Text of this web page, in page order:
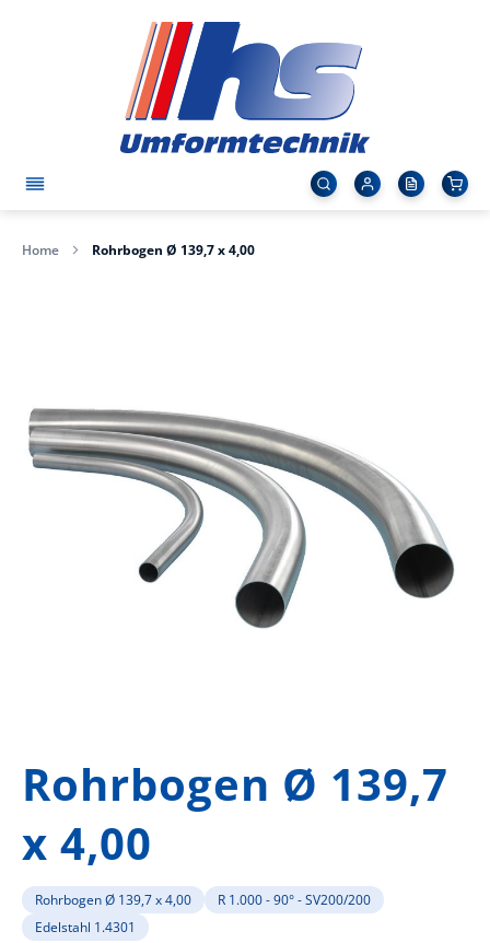
Home Rohrbogen Ø 139,7 x 4,00
der
Bildergalerie
springen
Rohrbogen Ø 139,7
x 4,00
Rohrbogen Ø 139,7 x 4,00
R 1.000 - 90° - SV200/200
Edelstahl 1.4301